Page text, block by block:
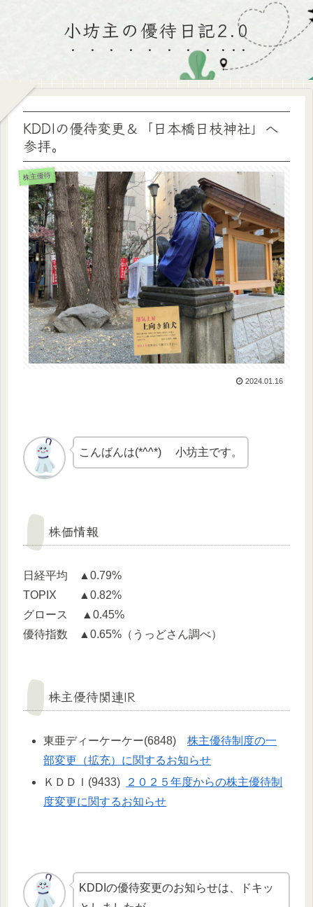
小坊主の優待日記2.0
KDDIの優待変更＆「日本橋日枝神社」へ
参拝。
株主優待
2024.01.16
こんばんは(*^^*) 小坊主です。
株価情報
日経平均 ▲0.79%
TOPIX ▲0.82%
グロース ▲0.45%
優待指数 ▲0.65%（うっどさん調べ）
株主優待関連IR
東亜ディーケーケー(6848)株主優待制度の一
部変更（拡充）に関するお知らせ
ＫＤＤＩ(9433)
２０２５年度からの株主優待制
度変更に関するお知らせ
KDDIの優待変更のお知らせは、ドキッ